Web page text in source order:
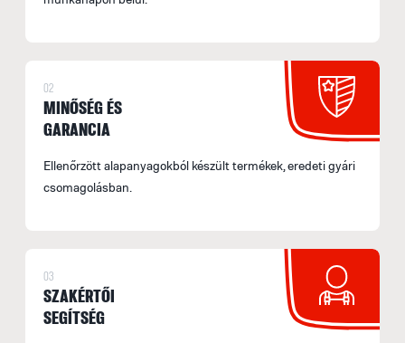
02
MINŐSÉG ÉS
GARANCIA
Ellenőrzött alapanyagokból készült termékek, eredeti gyári
csomagolásban.
03
SZAKÉRTŐI
SEGÍTSÉG